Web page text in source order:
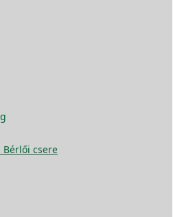
Bérlői csere